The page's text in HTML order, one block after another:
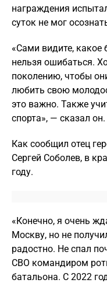
награждения
суток не мог
«Сами видите,
нельзя ошибаться.
поколению, чтобы
любить свою
это важно. Также
спорта», — сказал он.
Как сообщил отец
Сергей Соболев, в
году.
«Конечно, я очень
Москву, но не
радостно. Не спал
СВО командиром
батальона. С 2022